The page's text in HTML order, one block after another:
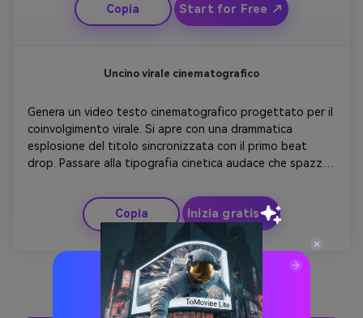
mostrare chiaramente come l'intelligenza artificiale eleva
uno schermo di testi medio in un'esperienza visiva pronta
Copia Start for Free ↗
Uncino virale cinematografico
Genera un video testo cinematografico progettato per il
coinvolgimento virale. Si apre con una drammatica
esplosione del titolo sincronizzata con il primo beat
drop. Passare alla tipografia cinetica audace che spazza
fotocamera con ogni hit di testo. Introdurre flare
dell'obiettivo e contrasti d'ombra per un tono
cinematografico. Costruisci intensità verso il coro con
rapidi tagli di montaggio.
Copia Inizia gratis ↗